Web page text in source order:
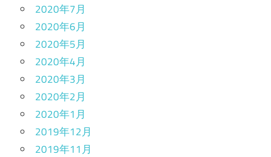
2020年7月
2020年6月
2020年5月
2020年4月
2020年3月
2020年2月
2020年1月
2019年12月
2019年11月